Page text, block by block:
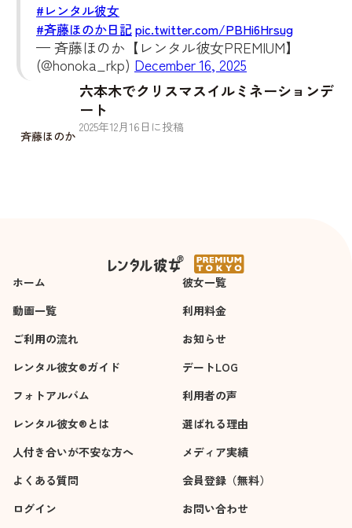
#レンタル彼女
#斉藤ほのか日記pic.twitter.com/PBHi6Hrsug
— 斉藤ほのか【レンタル彼女PREMIUM】
(@honoka_rkp) December 16, 2025
斉藤ほのか
六本木でクリスマスイルミネーションデ
ート
2025年12月 16 日に投稿
ホーム
彼女一覧
動画一覧
利用料金
ご利用の流れ
お知らせ
レンタル彼女®ガイド
デートLOG
フォトアルバム
利用者の声
レンタル彼女®とは
選ばれる理由
人付き合いが不安な方へ
メディア実績
よくある質問
会員登録（無料）
ログイン
お問い合わせ